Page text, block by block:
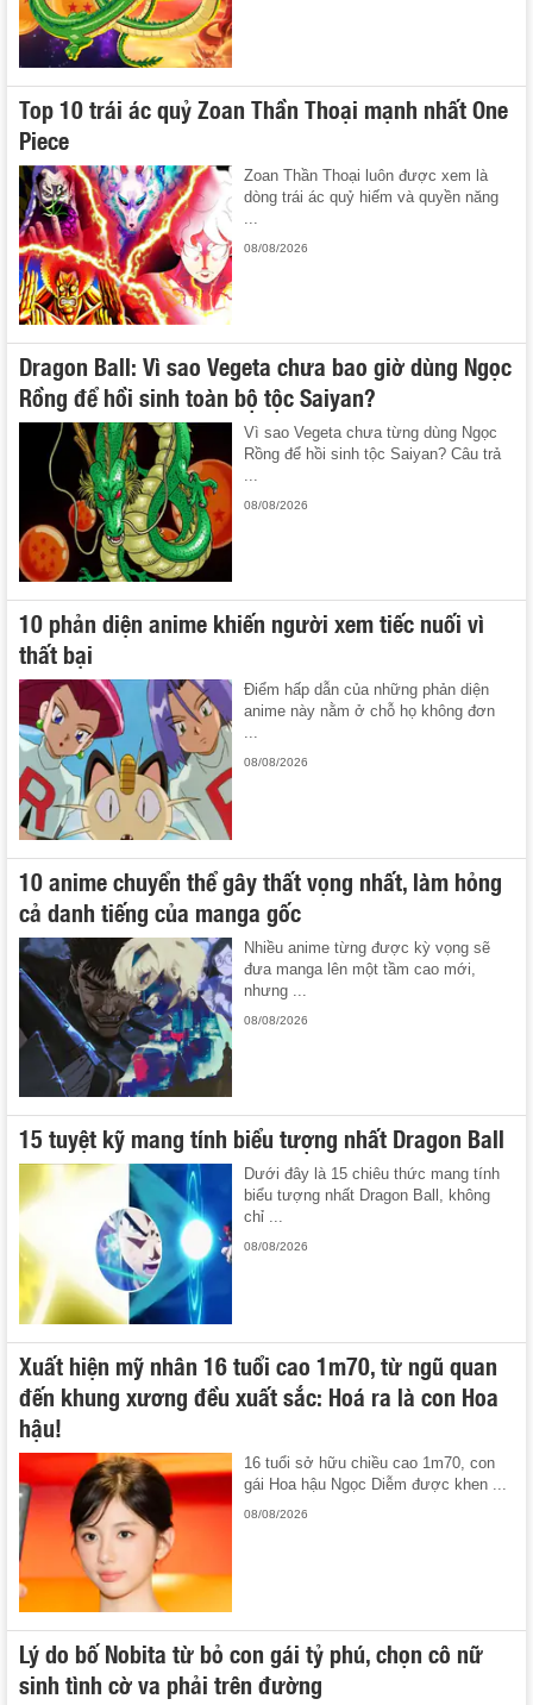
Top 10 trái ác quỷ Zoan Thần Thoại mạnh nhất One
Piece
Zoan Thần Thoại luôn được xem là
dòng trái ác quỷ hiếm và quyền năng
08/08/2026
Dragon Ball: Vì sao Vegeta chưa bao giờ dùng Ngọc
Rồng để hồi sinh toàn bộ tộc Saiyan?
Vì sao Vegeta chưa từng dùng Ngọc
Rồng để hồi sinh tộc Saiyan? Câu trả
...
08/08/2026
10 phản diện anime khiến người xem tiếc nuối vì
thất bại
Điểm hấp dẫn của những phản diện
anime này nằm ở chỗ họ không đơn
...
08/08/2026
10 anime chuyển thể gây thất vọng nhất, làm hỏng
cả danh tiếng của manga gốc
Nhiều anime từng được kỳ vọng sẽ
đưa manga lên một tầm cao mới,
nhưng ...
08/08/2026
15 tuyệt kỹ mang tính biểu tượng nhất Dragon Ball
Dưới đây là 15 chiêu thức mang tính
biểu tượng nhất Dragon Ball, không
chỉ ...
08/08/2026
Xuất hiện mỹ nhân 16 tuổi cao 1m70, từ ngũ quan
đến khung xương đều xuất sắc: Hoá ra là con Hoa
hậu!
16 tuổi sở hữu chiều cao 1m70, con
gái Hoa hậu Ngọc Diễm được khen ...
08/08/2026
Lý do bố Nobita từ bỏ con gái tỷ phú, chọn cô nữ
sinh tình cờ va phải trên đường